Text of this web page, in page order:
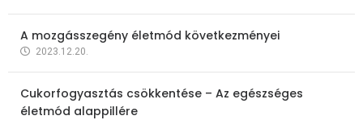
A mozgásszegény életmód következményei
2023.12.20.
Cukorfogyasztás csökkentése – Az egészséges
életmód alappillére